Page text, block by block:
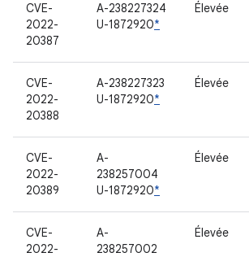
CVE-
2022-
20387
A-238227324
U-1872920*
Élevée
CVE-
2022-
20388
A-238227323
U-1872920*
Élevée
CVE-
2022-
20389
A-
238257004
U-1872920*
Élevée
CVE-
2022-
A-
238257002
Élevée